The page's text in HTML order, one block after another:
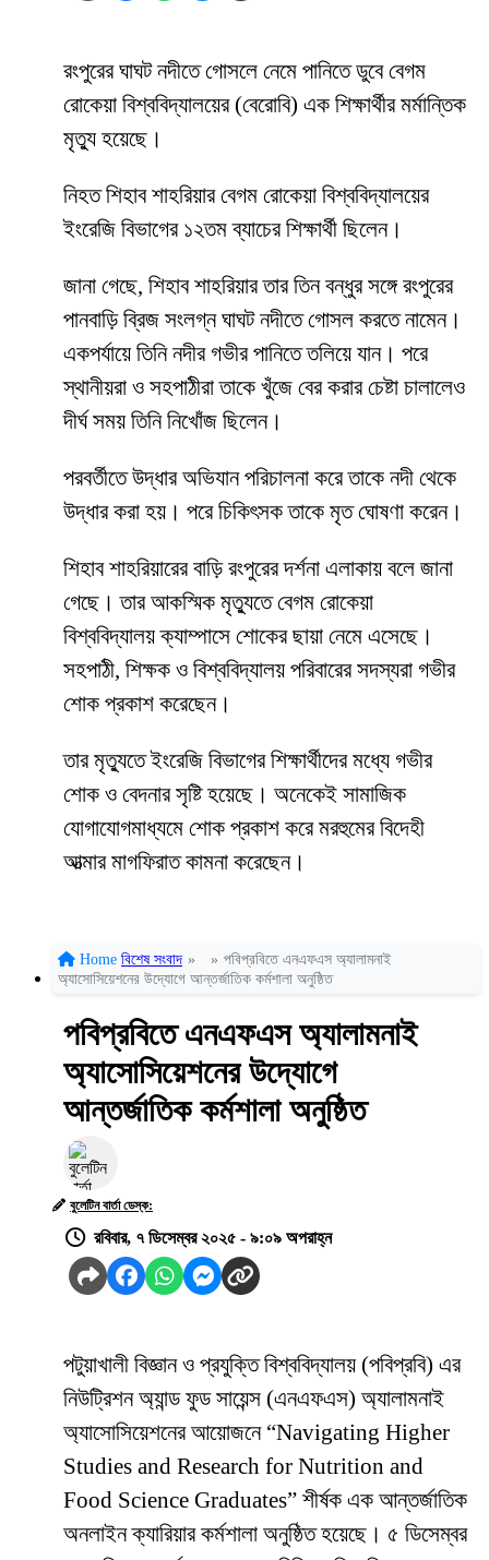
রংপুরের ঘাঘট নদীতে গোসলে নেমে পানিতে ডুবে বেগম
রোকেয়া বিশ্ববিদ্যালয়ের (বেরোবি) এক শিক্ষার্থীর মর্মান্তিক
মৃত্যু হয়েছে।
নিহত শিহাব শাহরিয়ার বেগম রোকেয়া বিশ্ববিদ্যালয়ের
ইংরেজি বিভাগের ১২তম ব্যাচের শিক্ষার্থী ছিলেন।
জানা গেছে, শিহাব শাহরিয়ার তার তিন বন্ধুর সঙ্গে রংপুরের
পানবাড়ি ব্রিজ সংলগ্ন ঘাঘট নদীতে গোসল করতে নামেন।
একপর্যায়ে তিনি নদীর গভীর পানিতে তলিয়ে যান। পরে
স্থানীয়রা ও সহপাঠীরা তাকে খুঁজে বের করার চেষ্টা চালালেও
দীর্ঘ সময় তিনি নিখোঁজ ছিলেন।
পরবর্তীতে উদ্ধার অভিযান পরিচালনা করে তাকে নদী থেকে
উদ্ধার করা হয়। পরে চিকিৎসক তাকে মৃত ঘোষণা করেন।
শিহাব শাহরিয়ারের বাড়ি রংপুরের দর্শনা এলাকায় বলে জানা
গেছে। তার আকস্মিক মৃত্যুতে বেগম রোকেয়া
বিশ্ববিদ্যালয় ক্যাম্পাসে শোকের ছায়া নেমে এসেছে।
সহপাঠী, শিক্ষক ও বিশ্ববিদ্যালয় পরিবারের সদস্যরা গভীর
শোক প্রকাশ করেছেন।
তার মৃত্যুতে ইংরেজি বিভাগের শিক্ষার্থীদের মধ্যে গভীর
শোক ও বেদনার সৃষ্টি হয়েছে। অনেকেই সামাজিক
যোগাযোগমাধ্যমে শোক প্রকাশ করে মরহুমের বিদেহী
আত্মার মাগফিরাত কামনা করেছেন।
Home বিশেষ সংবাদ » » পবিপ্রবিতে এনএফএস অ্যালামনাই
অ্যাসোসিয়েশনের উদ্যোগে আন্তর্জাতিক কর্মশালা অনুষ্ঠিত
পবিপ্রবিতে এনএফএস অ্যালামনাই
অ্যাসোসিয়েশনের উদ্যোগে
আন্তর্জাতিক কর্মশালা অনুষ্ঠিত
বুলেটিন বার্তা ডেস্ক:
রবিবার, ৭ ডিসেম্বর ২০২৫ - ৯:০৯ অপরাহ্ন
পটুয়াখালী বিজ্ঞান ও প্রযুক্তি বিশ্ববিদ্যালয় (পবিপ্রবি) এর
নিউট্রিশন অ্যান্ড ফুড সায়েন্স (এনএফএস) অ্যালামনাই
অ্যাসোসিয়েশনের আয়োজনে “Navigating Higher
Studies and Research for Nutrition and
Food Science Graduates” শীর্ষক এক আন্তর্জাতিক
অনলাইন ক্যারিয়ার কর্মশালা অনুষ্ঠিত হয়েছে। ৫ ডিসেম্বর